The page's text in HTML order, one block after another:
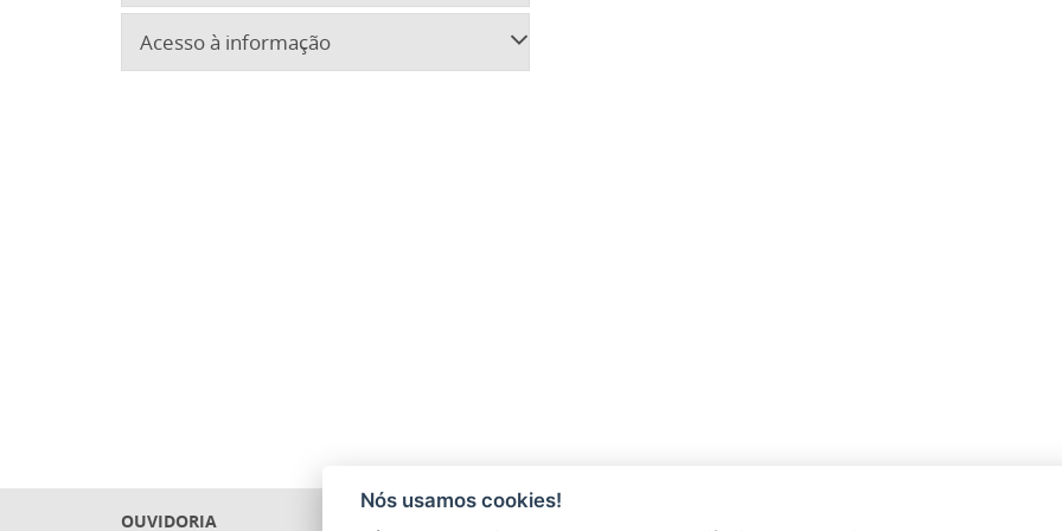
Acesso à informação
OUVIDORIA
Nós usamos cookies!